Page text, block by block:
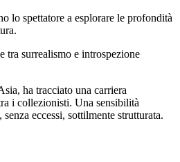
lo spettatore a esplorare le profondità
surrealismo e introspezione
ha tracciato una carriera
i collezionisti. Una sensibilità
eccessi, sottilmente strutturata.